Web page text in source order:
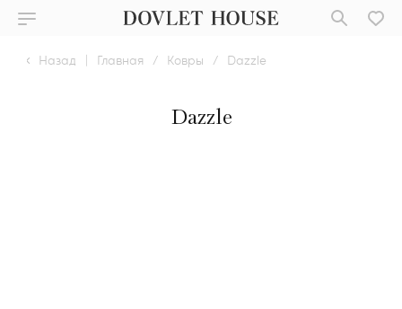
Назад | Главная / Ковры / Dazzle
Dazzle